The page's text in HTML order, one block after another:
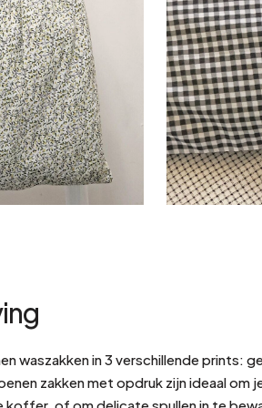
waszakken in 3 verschillende prints:
zakken met opdruk zijn ideaal om